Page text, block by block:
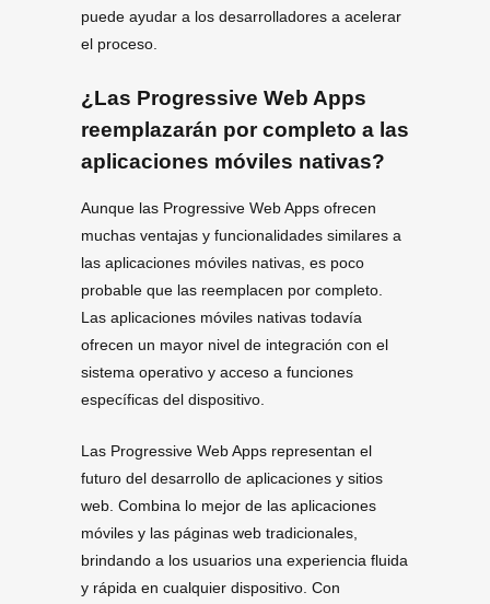
puede ayudar a los desarrolladores a acelerar
el proceso.
¿Las Progressive Web Apps
reemplazarán por completo a las
aplicaciones móviles nativas?
Aunque las Progressive Web Apps ofrecen
muchas ventajas y funcionalidades similares a
las aplicaciones móviles nativas, es poco
probable que las reemplacen por completo.
Las aplicaciones móviles nativas todavía
ofrecen un mayor nivel de integración con el
sistema operativo y acceso a funciones
específicas del dispositivo.
Las Progressive Web Apps representan el
futuro del desarrollo de aplicaciones y sitios
web. Combina lo mejor de las aplicaciones
móviles y las páginas web tradicionales,
brindando a los usuarios una experiencia fluida
y rápida en cualquier dispositivo. Con